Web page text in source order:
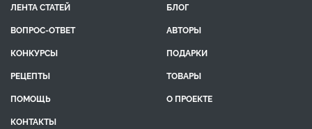
ЛЕНТА СТАТЕЙ
БЛОГ
ВОПРОС-ОТВЕТ
АВТОРЫ
КОНКУРСЫ
ПОДАРКИ
РЕЦЕПТЫ
ТОВАРЫ
ПОМОЩЬ
О ПРОЕКТЕ
КОНТАКТЫ